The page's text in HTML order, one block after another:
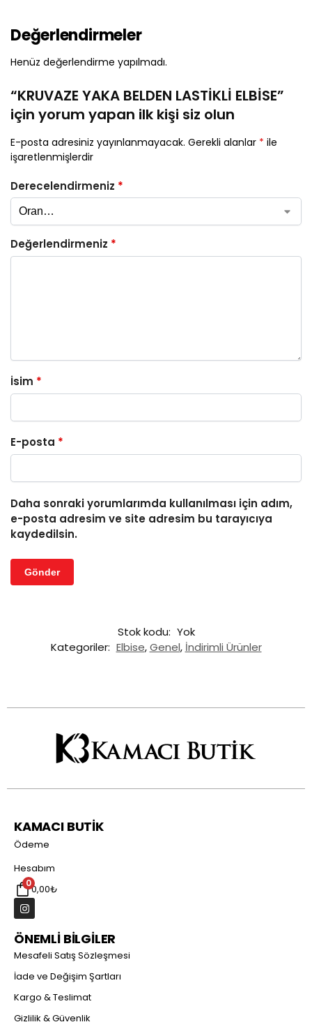
Değerlendirmeler
Henüz değerlendirme yapılmadı.
“KRUVAZE YAKA BELDEN LASTİKLİ ELBİSE”
için yorum yapan ilk kişi siz olun
E-posta adresiniz yayınlanmayacak. Gerekli alanlar * ile
işaretlenmişlerdir
Derecelendirmeniz *
Değerlendirmeniz *
İsim *
E-posta *
Daha sonraki yorumlarımda kullanılması için adım,
e-posta adresim ve site adresim bu tarayıcıya
kaydedilsin.
Stok kodu: Yok
Kategoriler: Elbise,Genel, İndirimli Ürünler
KAMACI BUTİK
Ödeme
Hesabım
00,00₺
ÖNEMLİ BİLGİLER
Mesafeli Satış Sözleşmesi
İade ve Değişim Şartları
Kargo & Teslimat
Gizlilik & Güvenlik